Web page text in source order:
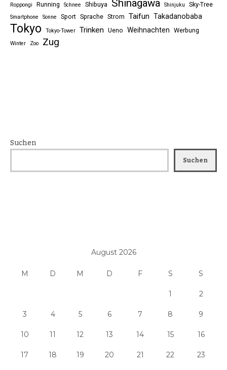
Roppongi Running Schnee Shibuya Shinagawa Shinjuku Sky-Tree
Smartphone Sonne Sport Sprache Strom Taifun Takadanobaba
Tokyo Tokyo-Tower Trinken Ueno Weihnachten Werbung
Winter Zoo Zug
Suchen
Suchen
August 2026
M D M D F S S
1 2
3 4 5 6 7 8 9
10 11 12 13 14 15 16
17 18 19 20 21 22 23